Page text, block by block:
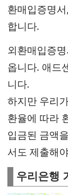
환매입증명
합니다.
외환매입증
옵니다. 애드
니다.
하지만 우리
환율에 따라
입금된 금액
서도 제출해
우리은행